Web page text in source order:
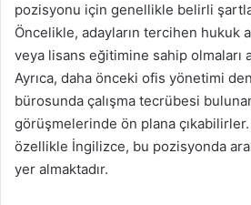
pozisyonu için genellikle belirli
Öncelikle, adayların tercihen hukuk
veya lisans eğitimine sahip olmaları
Ayrıca, daha önceki ofis yönetimi
bürosunda çalışma tecrübesi
görüşmelerinde ön plana
özellikle İngilizce, bu pozisyonda
yer almaktadır.